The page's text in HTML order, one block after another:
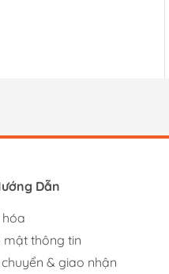
Dẫn
mật thông tin
& giao nhận